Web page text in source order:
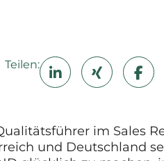
Teilen:
im Sales
und Deutschland